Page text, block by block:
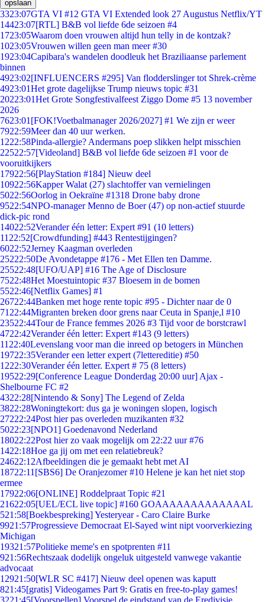
opslaan
3323:07GTA VI #12 GTA VI Extended look 27 Augustus Netflix/YT
14423:07[RTL] B&B vol liefde 6de seizoen #4
1723:05Waarom doen vrouwen altijd hun telly in de kontzak?
1023:05Vrouwen willen geen man meer #30
1923:04Capibara's wandelen doodleuk het Braziliaanse parlement
binnen
4923:02[INFLUENCERS #295] Van flodderslinger tot Shrek-crème
4923:01Het grote dagelijkse Trump nieuws topic #31
20223:01Het Grote Songfestivalfeest Ziggo Dome #5 13 november
2026
7623:01 [FOK!Voetbalmanager 2026/2027] #1 We zijn er weer
7922:59Meer dan 40 uur werken.
1222:58Pinda-allergie? Andermans poep slikken helpt misschien
22522:57[Videoland] B&B vol liefde 6de seizoen #1 voor de
vooruitkijkers
17922:56[PlayStation #184] Nieuw deel
10922:56Kapper Walat (27) slachtoffer van vernielingen
5022:56Oorlog in Oekraïne #1318 Drone baby drone
9522:54NPO-manager Menno de Boer (47) op non-actief stuurde
dick-pic rond
14022:52Verander één letter: Expert #91 (10 letters)
11 22:52[Crowdfunding] #443 Rentestijgingen?
6022:52Jerney Kaagman overleden
25222:50De Avondetappe #176 - Met Ellen ten Damme.
25522:48[UFO/UAP] #16 The Age of Disclosure
7522:48Het Moestuintopic #37 Bloesem in de bomen
5522:46[Netflix Games] #1
26722:44Banken met hoge rente topic #95 - Dichter naar de 0
71 22:44Migranten breken door grens naar Ceuta in Spanje,l #10
23522:44Tour de France femmes 2026 #3 Tijd voor de borstcrawl
4722:42Verander één letter: Expert #143 (9 letters)
11 22:40Levenslang voor man die inreed op betogers in München
19722:35Verander een letter expert (7lettereditie) #50
1222:30Verander één letter. Expert # 75 (8 letters)
19522:29[Conference League Donderdag 20:00 uur] Ajax -
Shelbourne FC #2
4322:28[Nintendo & Sony] The Legend of Zelda
3822:28Woningtekort: dus ga je woningen slopen, logisch
27222:24Post hier pas overleden muzikanten #32
5022:23[NPO1] Goedenavond Nederland
18022:22Post hier zo vaak mogelijk om 22:22 uur #76
1422:18Hoe ga jij om met een relatiebreuk?
24622:12Afbeeldingen die je gemaakt hebt met AI
18722:11 [SBS6] De Oranjezomer #10 Helene je kan het niet stop
ermee
17922:06[ONLINE] Roddelpraat Topic #21
21622:05[UEL/ECL live topic] #160 GOAAAAAAAAAAAAAL
521:58[Boekbespreking] Yesteryear - Caro Claire Burke
9921:57Progressieve Democraat El-Sayed wint nipt voorverkiezing
Michigan
19321:57Politieke meme's en spotprenten #11
921:56Rechtszaak dodelijk ongeluk uitgesteld vanwege vakantie
advocaat
12921:50[WLR SC #417] Nieuw deel openen was kaputt
821:45[gratis] Videogames Part 9: Gratis en free-to-play games!
3221:45[Voorspellen] Voorspel de eindstand van de Eredivisie